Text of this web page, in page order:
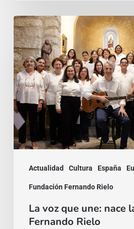
Actualidad Cultura España
Fundación Fernando Rielo
La
voz
que
une:
nace
la
Coral
Fernando
La voz que une: nace
Fernando Rielo